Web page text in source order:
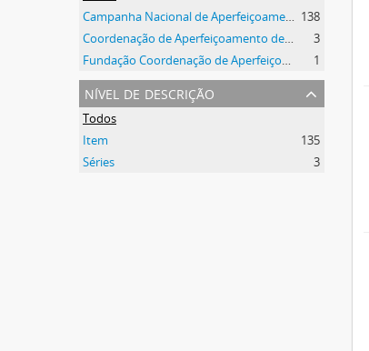
Campanha Nacional de Aperfeiçoamento de Pessoal de Nível Superior (CAPES) 138
Coordenação de Aperfeiçoamento de Pessoal de Nível Superior (CAPES)
3
Fundação Coordenação de Aperfeiçoamento de Pessoal de Nível Superior (CAPES)
1
nível de descrição
Todos
Item
135
Séries
3